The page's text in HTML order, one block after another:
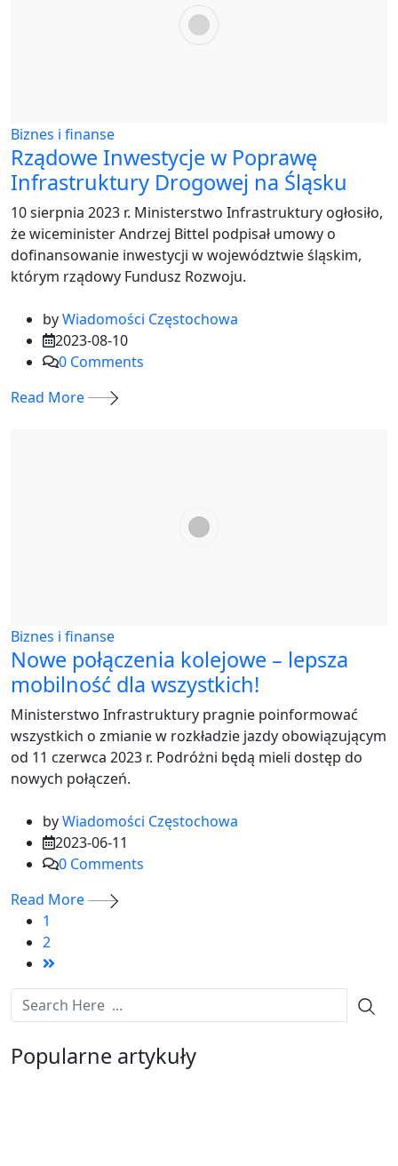
Biznes i finanse
Rządowe Inwestycje w Poprawę
Infrastruktury Drogowej na Śląsku
10 sierpnia 2023 r. Ministerstwo Infrastruktury ogłosiło,
że wiceminister Andrzej Bittel podpisał umowy o
dofinansowanie inwestycji w województwie śląskim,
którym rządowy Fundusz Rozwoju.
byWiadomości Częstochowa
2023-08-10
0 Comments
Read More
Biznes i finanse
Nowe połączenia kolejowe – lepsza
mobilność dla wszystkich!
Ministerstwo Infrastruktury pragnie poinformować
wszystkich o zmianie w rozkładzie jazdy obowiązującym
od 11 czerwca 2023 r. Podróżni będą mieli dostęp do
nowych połączeń.
byWiadomości Częstochowa
2023-06-11
0 Comments
Read More
1
2
Popularne artykuły